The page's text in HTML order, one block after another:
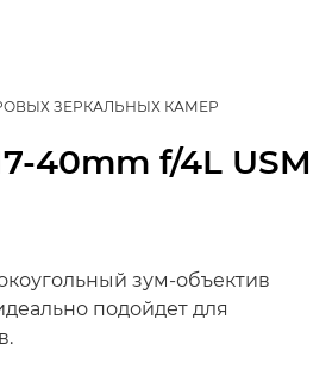
ЗЕРКАЛЬНЫХ КАМЕР
40mm f/4L USM
зум-объектив
подойдет для